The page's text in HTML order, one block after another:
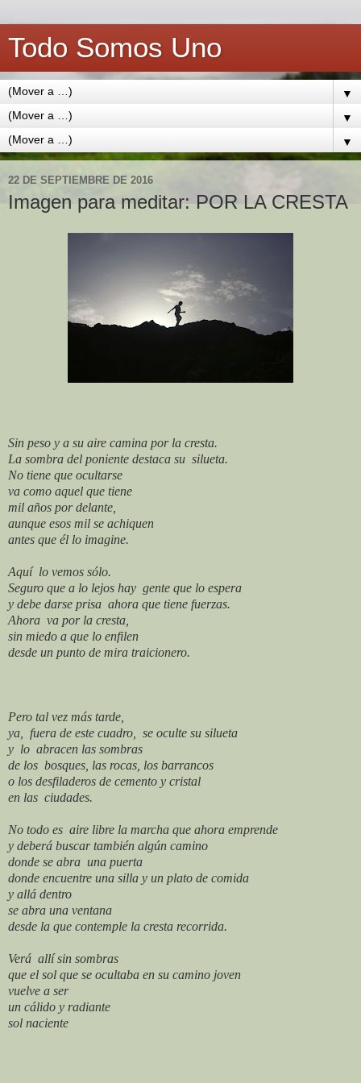
Todo Somos Uno
▼
▼
▼
22 DE SEPTIEMBRE DE 2016
Imagen para meditar: POR LA CRESTA
Sin peso y a su aire camina por la cresta.
La sombra del poniente destaca su silueta.
No tiene que ocultarse
va como aquel que tiene
mil años por delante,
aunque esos mil se achiquen
antes que él lo imagine.
Aquí lo vemos sólo.
Seguro que a lo lejos hay gente que lo espera
y debe darse prisa ahora que tiene fuerzas.
Ahora va por la cresta,
sin miedo a que lo enfilen
desde un punto de mira traicionero.
Pero tal vez más tarde,
ya,
fuera de este cuadro,
se oculte su silueta
y lo abracen las sombras
de los bosques, las rocas, los barrancos
o los desfiladeros de cemento y cristal
en las ciudades.
No todo es aire libre la marcha que ahora emprende
y deberá buscar también algún camino
donde se abra una puerta
donde encuentre una silla y un plato de comida
y allá dentro
se abra una ventana
desde la que contemple la cresta recorrida.
Verá allí sin sombras
que el sol que se ocultaba en su camino joven
vuelve a ser
un cálido y radiante
sol naciente